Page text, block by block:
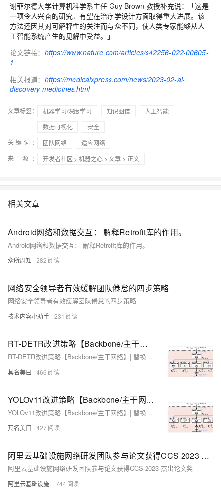
谢菲尔德大学计算机科学系主任 Guy Brown 教授补充说：「这是
一项令人兴奋的研究，有望在治疗学设计方面取得重大进展。该
方法还因其对可解释性的关注而与众不同，使人类专家能够从人
工智能系统产生的见解中受益。」
论文链接： https://www.nature.com/articles/s42256-022-00605-
1
相关报道： https://medicalxpress.com/news/2023-02-ai-
discovery-medicines.html
文章标签： 机器学习/深度学习 知识图谱
人工智能
数据可视化
安全
关键词：
团队网络
适应网络
来 源：
开发者社区 > 机器之心 > 文章 > 正文
相关文章
Android网络和数据交互： 解释Retrofit库的作用。
Android网络和数据交互： 解释Retrofit库的作用。
众所周知 282
网络安全领导者有效缓解团队倦怠的四步策略
网络安全领导者有效缓解团队倦怠的四步策略
技术内容小助手 231
RT-DETR改进策略【Backbone/主干网络】| 替换骨干网络为CVPR-2024 PKINet 获取多尺度纹理特征，适应尺度变化大的目标
RT-DETR改进策略【Backbone/主干网络】| 替换骨干网络为CVPR-2024 PKINet 获取多尺度纹理特征，适应尺度变化大的目标
其名美曰 466
YOLOv11改进策略【Backbone/主干网络】| 替换骨干网络为CVPR-2024 PKINet 获取多尺度纹理特征，适应尺度变化大的目标
YOLOv11改进策略【Backbone/主干网络】| 替换骨干网络为CVPR-2024 PKINet 获取多尺度纹理特征，适应尺度变化大的目标
其名美曰 427
阿里云基础设施网络研发团队参与论文获得CCS 2023 杰出论文奖
阿里云基础设施网络研发团队参与论文获得CCS 2023 杰出论文奖
阿里云基础设施. 744